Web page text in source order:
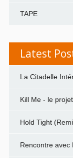
TAPE
Latest
La Citadelle
Kill Me - le
Hold Tight
Rencontre avec